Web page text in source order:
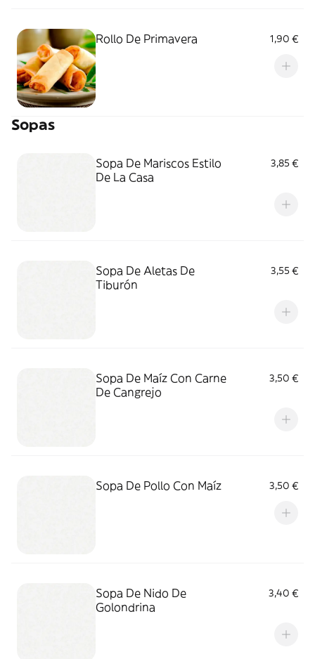
Rollo De Primavera 1,90 €
Sopas
Sopa De Mariscos Estilo
De La Casa
3,85 €
Sopa De Aletas De
Tiburón
3,55 €
Sopa De Maíz Con Carne
De Cangrejo
3,50 €
Sopa De Pollo Con Maíz 3,50 €
Sopa De Nido De
Golondrina
3,40 €